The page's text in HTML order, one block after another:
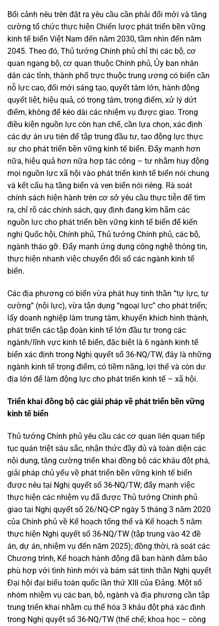
Bối cảnh nêu trên đặt ra yêu cầu cần phải đổi mới và tăng
cường tổ chức thực hiện Chiến lược phát triển bền vững
kinh tế biển Việt Nam đến năm 2030, tầm nhìn đến năm
2045. Theo đó, Thủ tướng Chính phủ chỉ thị các bộ, cơ
quan ngang bộ, cơ quan thuộc Chính phủ, Ủy ban nhân
dân các tỉnh, thành phố trực thuộc trung ương có biển cần
nỗ lực cao, đổi mới sáng tạo, quyết tâm lớn, hành động
quyết liệt, hiệu quả, có trọng tâm, trọng điểm, xử lý dứt
điểm, không để kéo dài các nhiệm vụ được giao. Trong
điều kiện nguồn lực còn hạn chế, cần lựa chọn, xác định
các dự án ưu tiên để tập trung đầu tư, tạo động lực thực
sự cho phát triển bền vững kinh tế biển. Đẩy mạnh hơn
nữa, hiệu quả hơn nữa hợp tác công – tư nhằm huy động
mọi nguồn lực xã hội vào phát triển kinh tế biển nói chung
và kết cấu hạ tầng biển và ven biển nói riêng. Rà soát
chính sách hiện hành trên cơ sở yêu cầu thực tiễn để tìm
ra, chỉ rõ các chính sách, quy định đang kìm hãm các
nguồn lực cho phát triển bền vững kinh tế biển để kiến
nghị Quốc hội, Chính phủ, Thủ tướng Chính phủ, các bộ,
ngành tháo gỡ. Đẩy mạnh ứng dụng công nghệ thông tin,
thực hiện nhanh việc chuyển đổi số các ngành kinh tế
biển.
Các địa phương có biển vừa phát huy tinh thần “tự lực, tự
cường” (nội lực), vừa tận dụng “ngoại lực” cho phát triển;
lấy doanh nghiệp làm trung tâm, khuyến khích hình thành,
phát triển các tập đoàn kinh tế lớn đầu tư trong các
ngành/lĩnh vực kinh tế biển, đặc biệt là 6 ngành kinh tế
biển xác định trong Nghị quyết số 36-NQ/TW, đây là những
ngành kinh tế trọng điểm, có tiềm năng, lợi thế và còn dư
địa lớn để làm động lực cho phát triển kinh tế – xã hội.
Triển khai đồng bộ các giải pháp về phát triển bền vững
kinh tế biển
Thủ tướng Chính phủ yêu cầu các cơ quan liên quan tiếp
tục quán triệt sâu sắc, nhận thức đầy đủ và toàn diện các
nội dung, tăng cường triển khai đồng bộ các khâu đột phá,
giải pháp chủ yếu về phát triển bền vững kinh tế biển
được nêu tại Nghị quyết số 36-NQ/TW; đẩy mạnh việc
thực hiện các nhiệm vụ đã được Thủ tướng Chính phủ
giao tại Nghị quyết số 26/NQ-CP ngày 5 tháng 3 năm 2020
của Chính phủ về Kế hoạch tổng thể và Kế hoạch 5 năm
thực hiện Nghị quyết số 36-NQ/TW (tập trung vào 42 đề
án, dự án, nhiệm vụ đến năm 2025); đồng thời, rà soát các
Chương trình, Kế hoạch hành động đã ban hành đảm bảo
phù hợp với tình hình mới và bám sát tinh thần Nghị quyết
Đại hội đại biểu toàn quốc lần thứ XIII của Đảng. Một số
nhóm nhiệm vụ các ban, bộ, ngành và địa phương cần tập
trung triển khai nhằm cụ thể hóa 3 khâu đột phá xác định
trong Nghị quyết số 36-NQ/TW (thể chế; khoa học – công